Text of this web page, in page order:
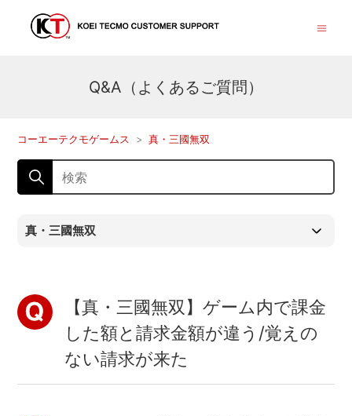
Q&A（よくあるご質問）
コーエーテクモゲームス 真・三國無双
真・三國無双
【真・三國無双】ゲーム内で課金
した額と請求金額が違う/覚えの
ない請求が来た